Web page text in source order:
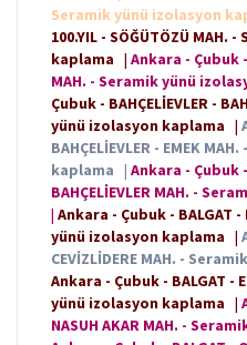
Seramik yünü izolasyon
100.YIL - SÖĞÜTÖZÜ
kaplama | Ankara - Çubuk -
MAH. - Seramik yünü
Çubuk - BAHÇELİEVLER -
yünü izolasyon kaplama |
BAHÇELİEVLER - EMEK
kaplama | Ankara - Çubuk -
BAHÇELİEVLER MAH. -
| Ankara - Çubuk - BALGAT -
yünü izolasyon kaplama |
CEVİZLİDERE MAH. -
Ankara - Çubuk - BALGAT -
yünü izolasyon kaplama |
NASUH AKAR MAH. -